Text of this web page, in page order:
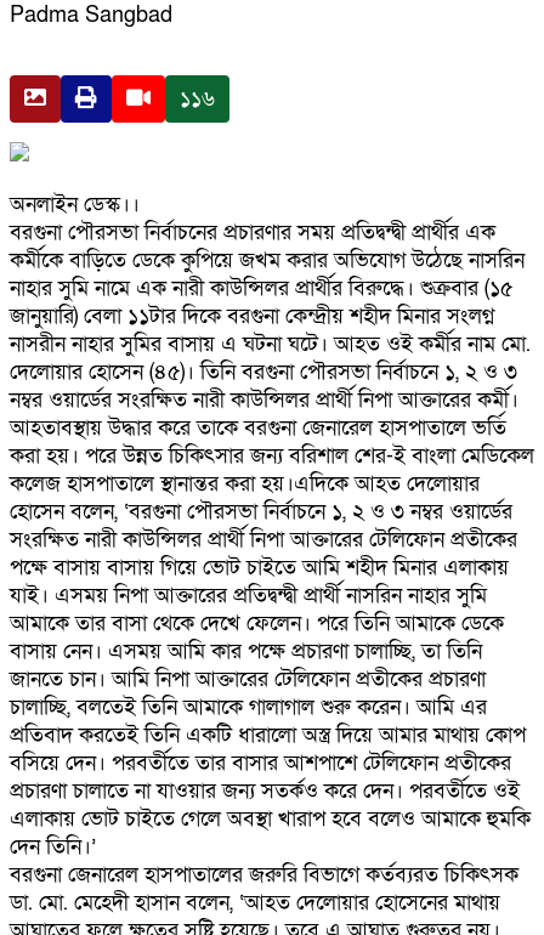
Padma Sangbad
১১৬
অনলাইন ডেস্ক।।
বরগুনা পৌরসভা নির্বাচনের প্রচারণার সময় প্রতিদ্বন্দ্বী প্রার্থীর এক
কর্মীকে বাড়িতে ডেকে কুপিয়ে জখম করার অভিযোগ উঠেছে নাসরিন
নাহার সুমি নামে এক নারী কাউন্সিলর প্রার্থীর বিরুদ্ধে। শুক্রবার (১৫
জানুয়ারি) বেলা ১১টার দিকে বরগুনা কেন্দ্রীয় শহীদ মিনার সংলগ্ন
নাসরীন নাহার সুমির বাসায় এ ঘটনা ঘটে। আহত ওই কর্মীর নাম মো.
দেলোয়ার হোসেন (৪৫)। তিনি বরগুনা পৌরসভা নির্বাচনে ১, ২ ও ৩
নম্বর ওয়ার্ডের সংরক্ষিত নারী কাউন্সিলর প্রার্থী নিপা আক্তারের কর্মী।
আহতাবস্থায় উদ্ধার করে তাকে বরগুনা জেনারেল হাসপাতালে ভর্তি
করা হয়। পরে উন্নত চিকিৎসার জন্য বরিশাল শের-ই বাংলা মেডিকেল
কলেজ হাসপাতালে স্থানান্তর করা হয়।এদিকে আহত দেলোয়ার
হোসেন বলেন, ‘বরগুনা পৌরসভা নির্বাচনে ১, ২ ও ৩ নম্বর ওয়ার্ডের
সংরক্ষিত নারী কাউন্সিলর প্রার্থী নিপা আক্তারের টেলিফোন প্রতীকের
পক্ষে বাসায় বাসায় গিয়ে ভোট চাইতে আমি শহীদ মিনার এলাকায়
যাই। এসময় নিপা আক্তারের প্রতিদ্বন্দ্বী প্রার্থী নাসরিন নাহার সুমি
আমাকে তার বাসা থেকে দেখে ফেলেন। পরে তিনি আমাকে ডেকে
বাসায় নেন। এসময় আমি কার পক্ষে প্রচারণা চালাচ্ছি, তা তিনি
জানতে চান। আমি নিপা আক্তারের টেলিফোন প্রতীকের প্রচারণা
চালাচ্ছি, বলতেই তিনি আমাকে গালাগাল শুরু করেন। আমি এর
প্রতিবাদ করতেই তিনি একটি ধারালো অস্ত্র দিয়ে আমার মাথায় কোপ
বসিয়ে দেন। পরবর্তীতে তার বাসার আশপাশে টেলিফোন প্রতীকের
প্রচারণা চালাতে না যাওয়ার জন্য সতর্কও করে দেন। পরবর্তীতে ওই
এলাকায় ভোট চাইতে গেলে অবস্থা খারাপ হবে বলেও আমাকে হুমকি
দেন তিনি।’
বরগুনা জেনারেল হাসপাতালের জরুরি বিভাগে কর্তব্যরত চিকিৎসক
ডা. মো. মেহেদী হাসান বলেন, ‘আহত দেলোয়ার হোসেনের মাথায়